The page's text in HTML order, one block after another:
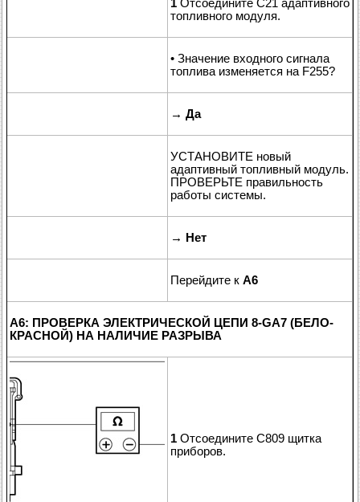
1 Отсоедините C21 адаптивного
топливного модуля.
• Значение входного сигнала
топлива изменяется на F255?
→ Да
УСТАНОВИТЕ новый
адаптивный топливный модуль.
ПРОВЕРЬТЕ правильность
работы системы.
→ Нет
Перейдите к A6
A6: ПРОВЕРКА ЭЛЕКТРИЧЕСКОЙ ЦЕПИ 8-GA7 (БЕЛО-
КРАСНОЙ) НА НАЛИЧИЕ РАЗРЫВА
1 Отсоедините C809 щитка
приборов.